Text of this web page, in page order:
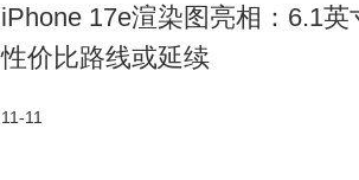
iPhone 17e渲染图亮相：6.1
性价比路线或延续
11-11